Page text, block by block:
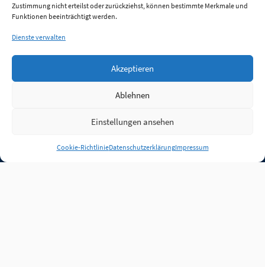
Zustimmung nicht erteilst oder zurückziehst, können bestimmte Merkmale und
Funktionen beeinträchtigt werden.
Dienste verwalten
Akzeptieren
Ablehnen
Einstellungen ansehen
Cookie-RichtlinieDatenschutzerklärungImpressum
Anmelden
Jobs Partner FAQ Quellen